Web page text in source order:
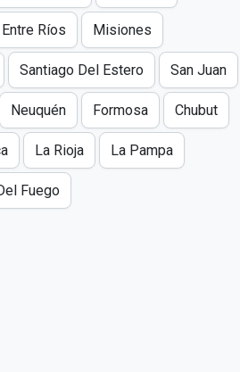
Entre Ríos Misiones
Santiago Del Estero San Juan
Neuquén Formosa Chubut
La Rioja La Pampa
Fuego